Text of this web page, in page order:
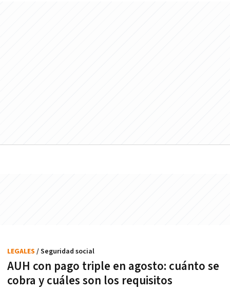
AUH con pago triple en agosto: cuánto se
cobra y cuáles son los requisitos
LEGALES / Seguridad social